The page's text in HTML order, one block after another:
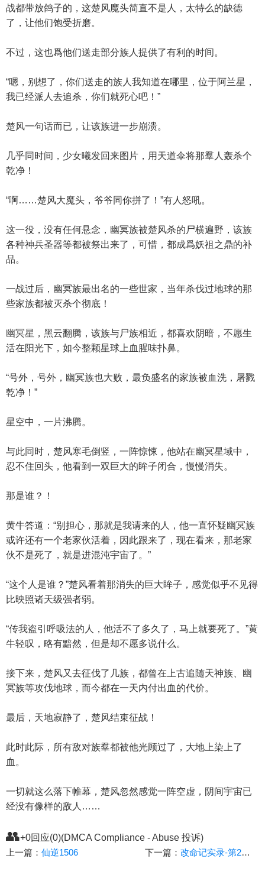
战都带放鸽子的，这楚风魔头简直不是人，太特么的缺德
了，让他们饱受折磨。
不过，这也爲他们送走部分族人提供了有利的时间。
“嗯，别想了，你们送走的族人我知道在哪里，位于阿兰星，
我已经派人去追杀，你们就死心吧！”
楚风一句话而已，让该族进一步崩溃。
几乎同时间，少女曦发回来图片，用天道伞将那羣人轰杀个
乾净！
“啊……楚风大魔头，爷爷同你拼了！”有人怒吼。
这一役，没有任何悬念，幽冥族被楚风杀的尸横遍野，该族
各种神兵圣器等都被祭出来了，可惜，都成爲妖祖之鼎的补
品。
一战过后，幽冥族最出名的一些世家，当年杀伐过地球的那
些家族都被灭杀个彻底！
幽冥星，黑云翻腾，该族与尸族相近，都喜欢阴暗，不愿生
活在阳光下，如今整颗星球上血腥味扑鼻。
“号外，号外，幽冥族也大败，最负盛名的家族被血洗，屠戮
乾净！”
星空中，一片沸腾。
与此同时，楚风寒毛倒竖，一阵惊悚，他站在幽冥星域中，
忍不住回头，他看到一双巨大的眸子闭合，慢慢消失。
那是谁？！
黄牛答道：“别担心，那就是我请来的人，他一直怀疑幽冥族
或许还有一个老家伙活着，因此跟来了，现在看来，那老家
伙不是死了，就是进混沌宇宙了。”
“这个人是谁？”楚风看着那消失的巨大眸子，感觉似乎不见得
比映照诸天级强者弱。
“传我盗引呼吸法的人，他活不了多久了，马上就要死了。”黄
牛轻叹，略有黯然，但是却不愿多说什么。
接下来，楚风又去征伐了几族，都曾在上古追随天神族、幽
冥族等攻伐地球，而今都在一天内付出血的代价。
最后，天地寂静了，楚风结束征战！
此时此际，所有敌对族羣都被他光顾过了，大地上染上了
血。
一切就这么落下帷幕，楚风忽然感觉一阵空虚，阴间宇宙已
经没有像样的敌人……
👥+0回应(0)(DMCA Compliance - Abuse 投诉)
上一篇： 仙逆1506 下一篇：改命记实录-第2章最惨高考